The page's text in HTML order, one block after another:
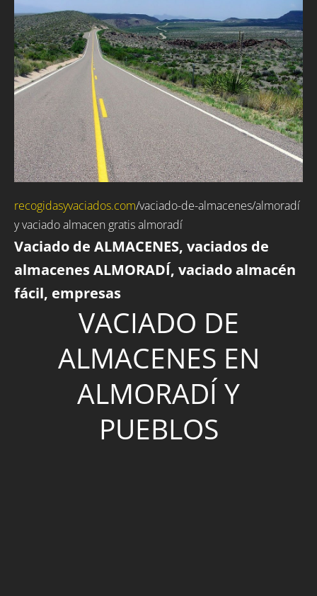
recogidasyvaciados.com/vaciado-de-almacenes/almoradí
y vaciado almacen gratis almoradí
Vaciado de ALMACENES, vaciados de
almacenes ALMORADÍ, vaciado almacén
fácil, empresas
VACIADO DE
ALMACENES EN
ALMORADÍ Y
PUEBLOS